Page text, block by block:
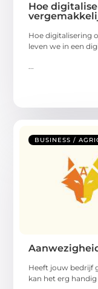
Hoe
Hoe digitalisering
leven we in een
BUSINESS /
Heeft jouw bedrijf
kan het erg